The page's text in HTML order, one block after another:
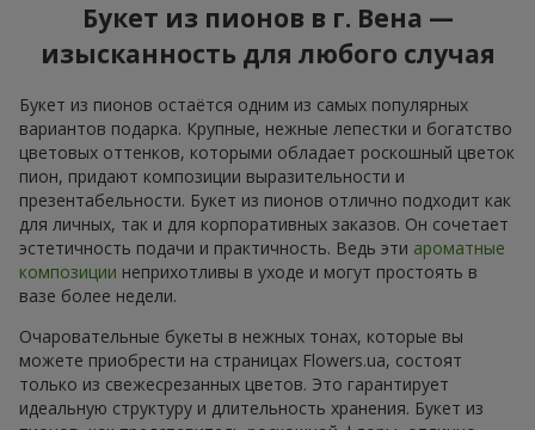
Букет из пионов в г. Вена —
изысканность для любого случая
Букет из пионов остаётся одним из самых популярных
вариантов подарка. Крупные, нежные лепестки и богатство
цветовых оттенков, которыми обладает роскошный цветок
пион, придают композиции выразительности и
презентабельности. Букет из пионов отлично подходит как
для личных, так и для корпоративных заказов. Он сочетает
эстетичность подачи и практичность. Ведь эти ароматные
композиции неприхотливы в уходе и могут простоять в
вазе более недели.
Очаровательные букеты в нежных тонах, которые вы
можете приобрести на страницах Flowers.ua, состоят
только из свежесрезанных цветов. Это гарантирует
идеальную структуру и длительность хранения. Букет из